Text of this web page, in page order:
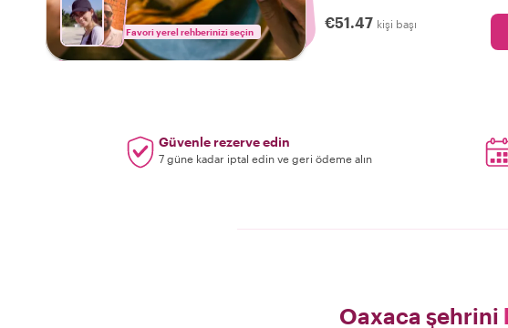
Favori yerel rehberinizi seçin
€51.47 kişi başı
Güvenle rezerve edin
7 güne kadar iptal edin ve geri ödeme alın
Oaxaca şehrini